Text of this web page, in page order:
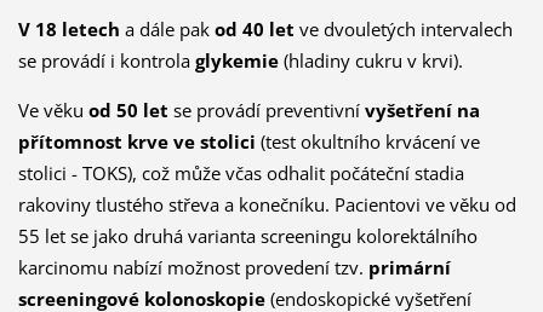
V 18 letech a dále pak od 40 let ve dvouletých intervalech
se provádí i kontrola glykemie(hladiny cukru v krvi).
Ve věku od 50 let se provádí preventivní vyšetření na
přítomnost krve ve stolici (test okultního krvácení ve
stolici - TOKS), což může včas odhalit počáteční stadia
rakoviny tlustého střeva a konečníku. Pacientovi ve věku od
55 let se jako druhá varianta screeningu kolorektálního
karcinomu nabízí možnost provedení tzv. primární
screeningové kolonoskopie(endoskopické vyšetření